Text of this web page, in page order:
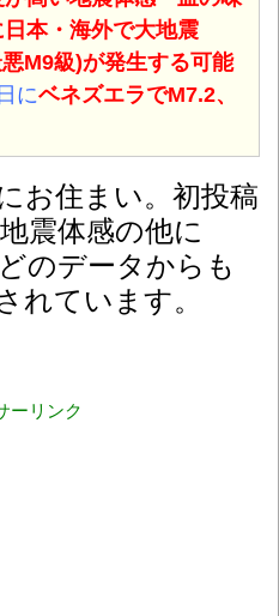
本・海外で大地震
M9級)が発生する可能
にベネズエラでM7.2、
お住まい。初投稿
震体感の他に
のデータからも
れています。
ーリンク